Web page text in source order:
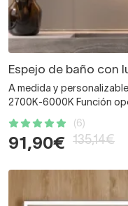
Espejo de baño con
A medida y
2700K-6000K Función
(6)
91,90€ 135,14€